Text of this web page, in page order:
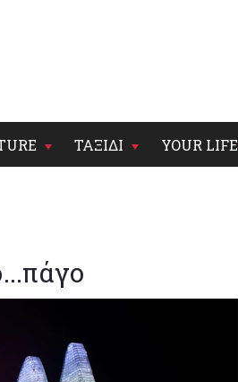
ΤΑΞΙΔΙ YOUR LIFE